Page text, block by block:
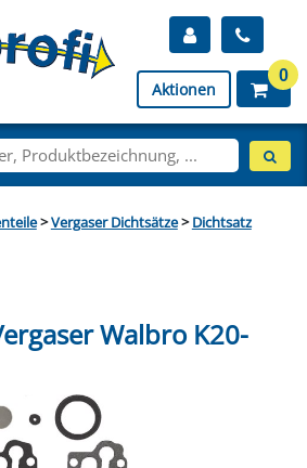
Aktionen
0
>Vergaser Dichtsätze>Dichtsatz
Walbro K20-